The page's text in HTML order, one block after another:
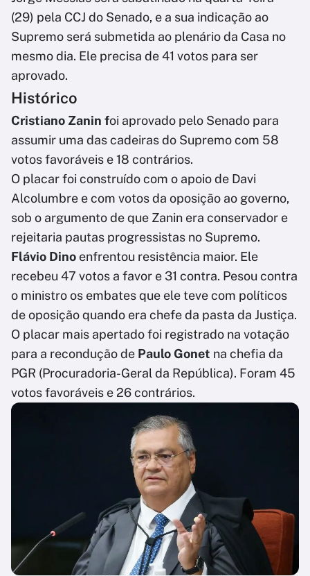
(29) pela CCJ do Senado, e a sua indicação ao
Supremo será submetida ao plenário da Casa no
mesmo dia. Ele precisa de 41 votos para ser
aprovado.
Histórico
Cristiano Zanin foi aprovado pelo Senado para
assumir uma das cadeiras do Supremo com 58
votos favoráveis e 18 contrários.
O placar foi construído com o apoio de Davi
Alcolumbre e com votos da oposição ao governo,
sob o argumento de que Zanin era conservador e
rejeitaria pautas progressistas no Supremo.
Flávio Dino enfrentou resistência maior. Ele
recebeu 47 votos a favor e 31 contra. Pesou contra
o ministro os embates que ele teve com políticos
de oposição quando era chefe da pasta da Justiça.
O placar mais apertado foi registrado na votação
para a recondução de Paulo Gonet na chefia da
PGR (Procuradoria-Geral da República). Foram 45
votos favoráveis e 26 contrários.